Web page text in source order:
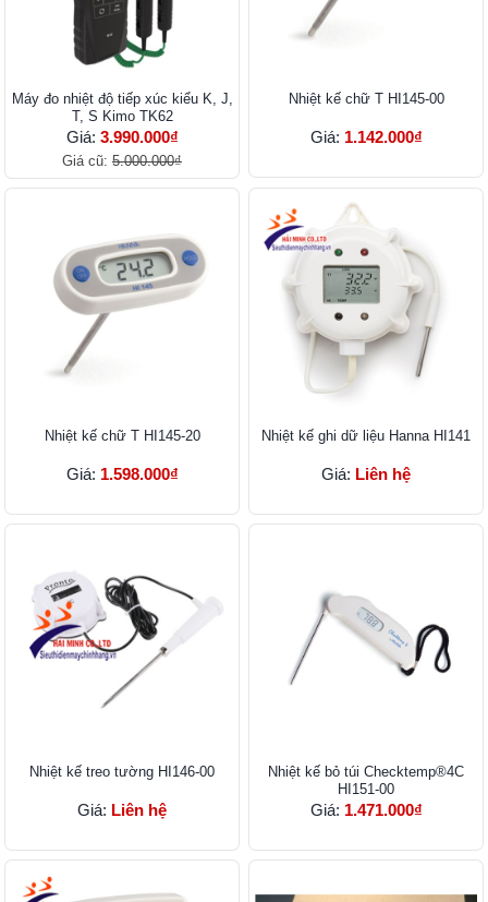
Máy đo nhiệt độ tiếp xúc kiểu K, J,
T, S Kimo TK62
Giá: 3.990.000₫
Giá cũ: 5.000.000₫
Nhiệt kế chữ T HI145-00
Giá: 1.142.000₫
Nhiệt kế chữ T HI145-20
Giá: 1.598.000₫
Nhiệt kế ghi dữ liệu Hanna HI141
Giá: Liên hệ
Nhiệt kế treo tường HI146-00
Giá: Liên hệ
Nhiệt kế bỏ túi Checktemp®4C
HI151-00
Giá: 1.471.000₫